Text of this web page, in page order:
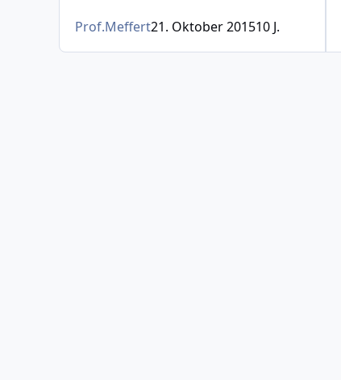
Prof.Meffert21. Oktober 201510 J.